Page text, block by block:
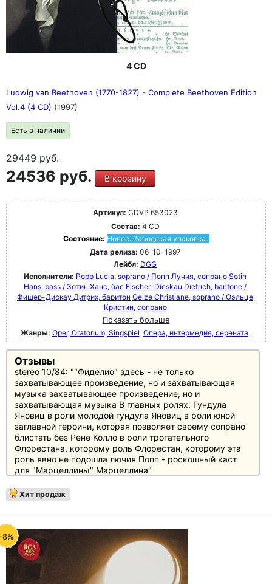
4 CD
Ludwig van Beethoven (1770-1827) - Complete Beethoven Edition
Vol.4 (4 CD) (1997)
Есть в наличии
29449руб.
24536 руб. В корзину
Артикул: CDVP 653023
Состав: 4 CD
Состояние: Новое. Заводская упаковка.
Дата релиза: 06-10-1997
Лейбл: DGG
Исполнители: Popp Lucia, soprano / Попп Лучия, сопрано Sotin
Hans, bass / Зотин Ханс, бас Fischer-Dieskau Dietrich, baritone /
Фишер-Дискау Дитрих, баритон Oelze Christiane, soprano / Оэльце
Кристин, сопрано
Показать больше
Жанры: Oper, Oratorium, Singspiel Опера, интермедия, серената
Отзывы
stereo 10/84: ""Фиделио" здесь - не только
захватывающее произведение, но и захватывающая
музыка захватывающее произведение, но и
захватывающая музыка В главных ролях: Гундула
Яновиц в роли молодой гундула Яновиц в роли юной
заглавной героини, которая позволяет своему сопрано
блистать без Рене Колло в роли трогательного
Флорестана, которому роль Флорестан, которому эта
роль явно не подошла лючия Попп - роскошный каст
для "Марцеллины" Марцеллина"
Хит продаж
8%